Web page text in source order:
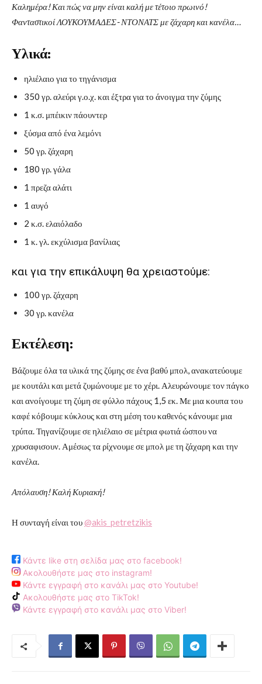
Καλημέρα! Και πώς να μην είναι καλή με τέτοιο πρωινό!
Φανταστικοί ΛΟΥΚΟΥΜΑΔΕΣ- ΝΤΟΝΑΤΣ με ζάχαρη και κανέλα…
Υλικά:
ηλιέλαιο για το τηγάνισμα
350 γρ. αλεύρι γ.ο.χ. και έξτρα για το άνοιγμα την ζύμης
1 κ.σ. μπέικιν πάουντερ
ξύσμα από ένα λεμόνι
50 γρ. ζάχαρη
180 γρ. γάλα
1 πρεζα αλάτι
1 αυγό
2 κ.σ. ελαιόλαδο
1 κ. γλ. εκχύλισμα βανίλιας
και για την επικάλυψη θα χρειαστούμε:
100 γρ. ζάχαρη
30 γρ. κανέλα
Εκτέλεση:
Βάζουμε όλα τα υλικά της ζύμης σε ένα βαθύ μπολ, ανακατεύουμε
με κουτάλι και μετά ζυμώνουμε με το χέρι. Αλευρώνουμε τον πάγκο
και ανοίγουμε τη ζύμη σε φύλλο πάχους 1,5 εκ. Με μια κουπα του
καφέ κόβουμε κύκλους και στη μέση του καθενός κάνουμε μια
τρύπα. Τηγανίζουμε σε ηλιέλαιο σε μέτρια φωτιά ώσπου να
χρυσαφισουν. Αμέσως τα ρίχνουμε σε μπολ με τη ζάχαρη και την
κανέλα.
Απόλαυση! Καλή Κυριακή!
Η συνταγή είναι του@akis_petretzikis
Κάντε like στη σελίδα μας στο facebook!
Ακολουθήστε μας στο instagram!
Κάντε εγγραφή στο κανάλι μας στο Youtube!
Ακολουθήστε μας στο TikTok!
Κάντε εγγραφή στο κανάλι μας στο Viber!